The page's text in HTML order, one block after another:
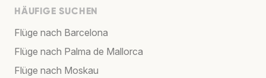
HÄUFIGE SUCHEN
Flüge nach Barcelona
Flüge nach Palma de Mallorca
Flüge nach Moskau